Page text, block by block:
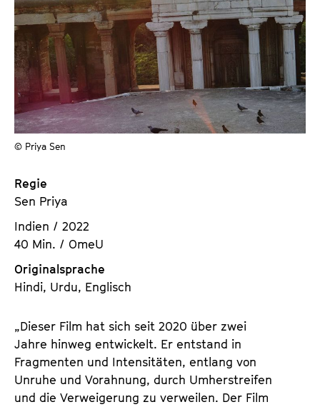
i
n
s
t
i
t
u
t
e
V
.
© Priya Sen
Regie
Sen Priya
Indien / 2022
40 Min. / OmeU
Originalsprache
Hindi, Urdu, Englisch
„Dieser Film hat sich seit 2020 über zwei
Jahre hinweg entwickelt. Er entstand in
Fragmenten und Intensitäten, entlang von
Unruhe und Vorahnung, durch Umherstreifen
und die Verweigerung zu verweilen. Der Film